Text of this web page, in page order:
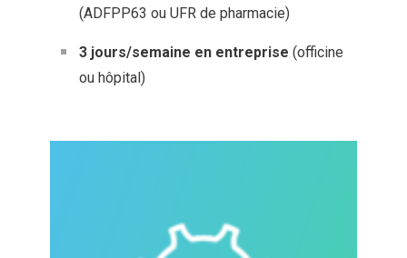
(ADFPP63 ou UFR de pharmacie)
3 jours/semaine en entreprise (officine
ou hôpital)